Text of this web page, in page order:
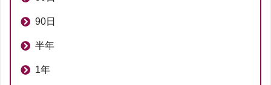
90日
半年
1年